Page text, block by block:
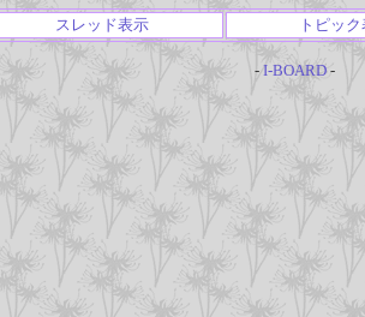
スレッド表示 トピッ
- I-BOARD-